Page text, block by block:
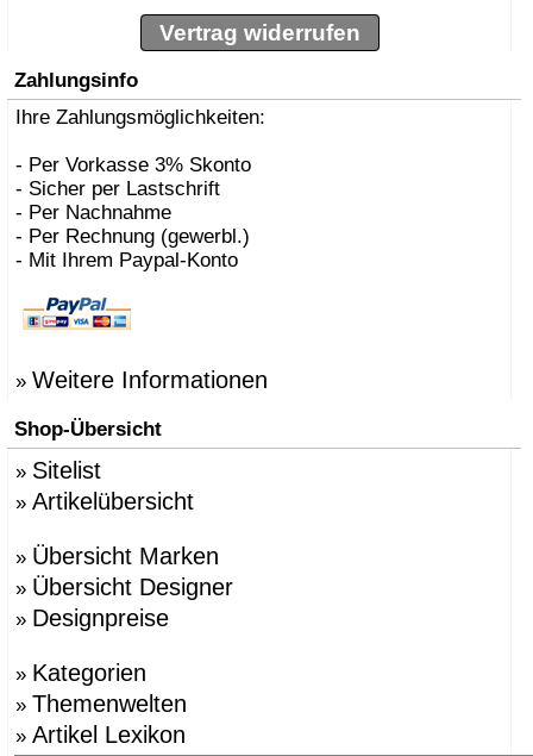
Vertrag widerrufen
Zahlungsinfo
Ihre Zahlungsmöglichkeiten:
- Per Vorkasse 3% Skonto
- Sicher per Lastschrift
- Per Nachnahme
- Per Rechnung (gewerbl.)
- Mit Ihrem Paypal-Konto
» Weitere Informationen
Shop-Übersicht
» Sitelist
» Artikelübersicht
» Übersicht Marken
» Übersicht Designer
» Designpreise
» Kategorien
» Themenwelten
» Artikel Lexikon